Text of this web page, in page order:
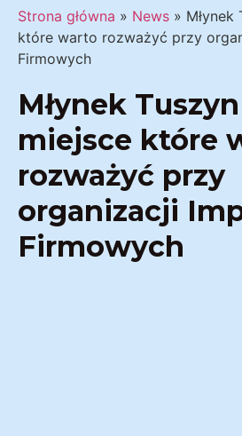
Strona główna » News » Młynek
które warto rozważyć przy
Firmowych
Młynek
miejsce które
rozważyć przy
organizacji
Firmowych